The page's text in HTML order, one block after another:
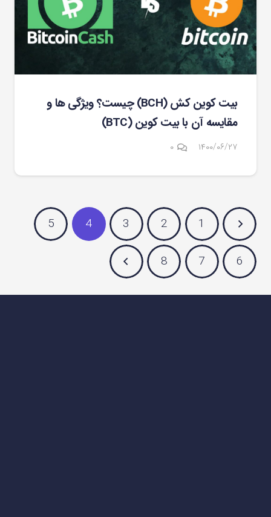
بیت کوین کش (BCH) چیست؟ ویژگی ها و
مقایسه آن با بیت کوین (BTC)
۱۴۰۰/۰۶/۲۷ ۰
1
2
3
4
5
6
7
8